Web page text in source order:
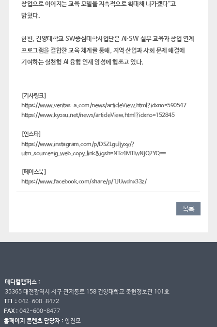
창업으로 이어지는 교육 모델을 지속적으로 확대해 나가겠다”고
밝혔다.
한편,건양대학교SW중심대학사업단은 AI·SW 실무 교육과 창업 연계
프로그램을 결합한 교육 체계를 통해 , 지역 산업과 사회 문제 해결에
기여하는 실천형 AI융합 인재 양성에 힘쓰고 있다.
[기사링크]
https://www.veritas-a.com/news/articleView.html?idxno=590547
https://www.kyosu.net/news/articleView.html?idxno=152845
[인스타]
https://www.instagram.com/p/DSZLguljyxy/?
utm_source=ig_web_copy_link&igsh=NTc4MTIwNjQ2YQ==
[페이스북]
https://www.facebook.com/share/p/1JUwdnx33z/
목록
메디컬캠퍼스 :
35365 대전광역시 서구 관저동로 158 건양대학교 죽헌정보관 101호
TEL : 042-600-8472
FAX : 042-600-8477
홈페이지 콘텐츠 담당자 : 양진모